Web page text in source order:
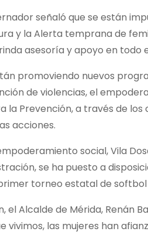
señaló que se están
y la Alerta temprana de
asesoría y apoyo en todo
promoviendo nuevos
de violencias, el
la Prevención, a través de
acciones.
social, Vila
se ha puesto a
torneo estatal de
el Alcalde de Mérida, Renán
vivimos, las mujeres han